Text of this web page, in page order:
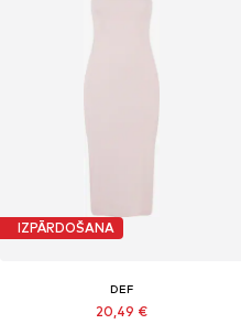
IZPĀRDOŠANA
DEF
20,49 €